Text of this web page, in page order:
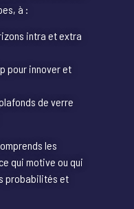
à :
intra et extra
pour innover et
de verre
les
qui motive ou qui
probabilités et